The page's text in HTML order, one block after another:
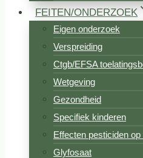
FEITEN/ONDERZOEK
Eigen onderzoek
Verspreiding
Ctgb/EFSA
Wetgeving
Gezondheid
Specifiek kinderen
Effecten pesticiden
Glyfosaat